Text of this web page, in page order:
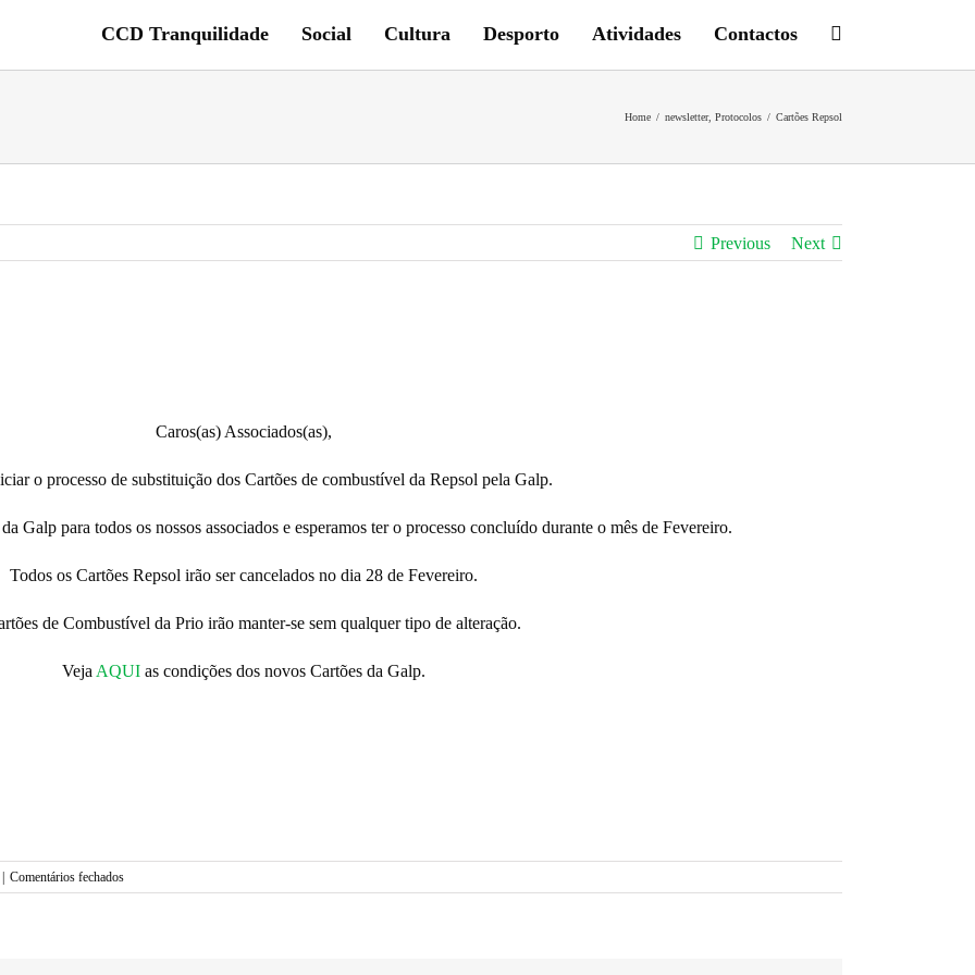
CCD Tranquilidade Social Cultura Desporto Atividades Contactos
Home / newsletter, Protocolos / Cartões Repsol
Previous Next
Caros(as) Associados(as),
o processo de substituição dos Cartões de combustível da Repsol pela Galp.
Galp para todos os nossos associados e esperamos ter o processo concluído durante o mês de Fevereiro.
Todos os Cartões Repsol irão ser cancelados no dia 28 de Fevereiro.
de Combustível da Prio irão manter-se sem qualquer tipo de alteração.
Veja AQUI as condições dos novos Cartões da Galp.
Comentários fechadosem
Cartões